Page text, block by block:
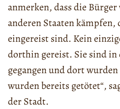
anmerken, dass die
anderen Staaten kämpfen,
eingereist sind. Kein
dorthin gereist. Sie sind
gegangen und dort
wurden bereits getötet“,
der Stadt.